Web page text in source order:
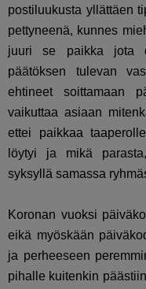
postiluukusta yllättäen
pettyneenä, kunnes
juuri se paikka jota
päätöksen tulevan
ehtineet soittamaan
vaikuttaa asiaan
ettei paikkaa
löytyi ja mikä
syksyllä samassa
Koronan vuoksi
eikä myöskään
ja perheeseen
pihalle kuitenkin